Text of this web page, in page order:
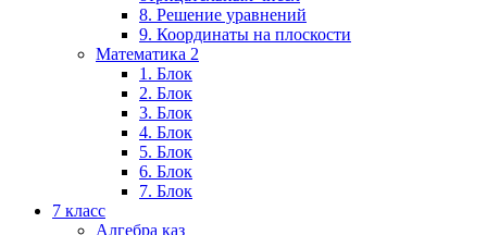
8. Решение уравнений
9. Координаты на плоскости
Математика 2
1. Блок
2. Блок
3. Блок
4. Блок
5. Блок
6. Блок
7. Блок
7 класс
Алгебра каз